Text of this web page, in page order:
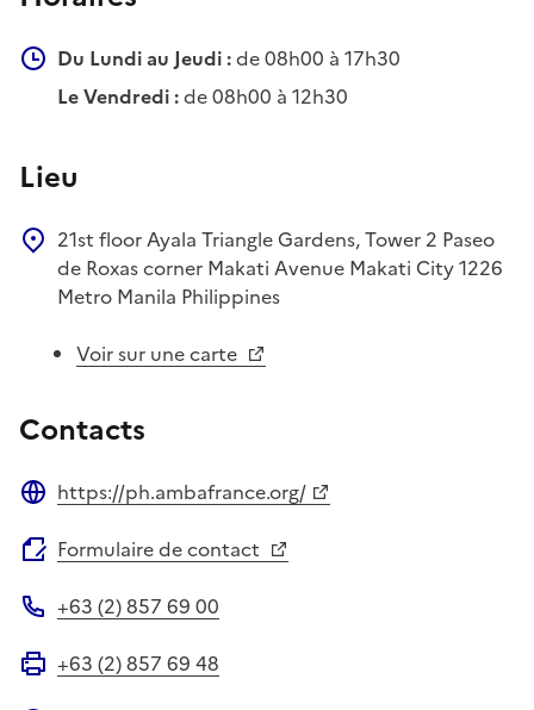
Du Lundi au Jeudi :de 08h00 à 17h30
Le Vendredi :de 08h00 à 12h30
Lieu
21st floor Ayala Triangle Gardens, Tower 2 Paseo
de Roxas corner Makati Avenue Makati City1226
Metro Manila Philippines
Voir sur une carte
Contacts
https://ph.ambafrance.org/
Formulaire de contact
+63 (2) 857 69 00
+63 (2) 857 69 48